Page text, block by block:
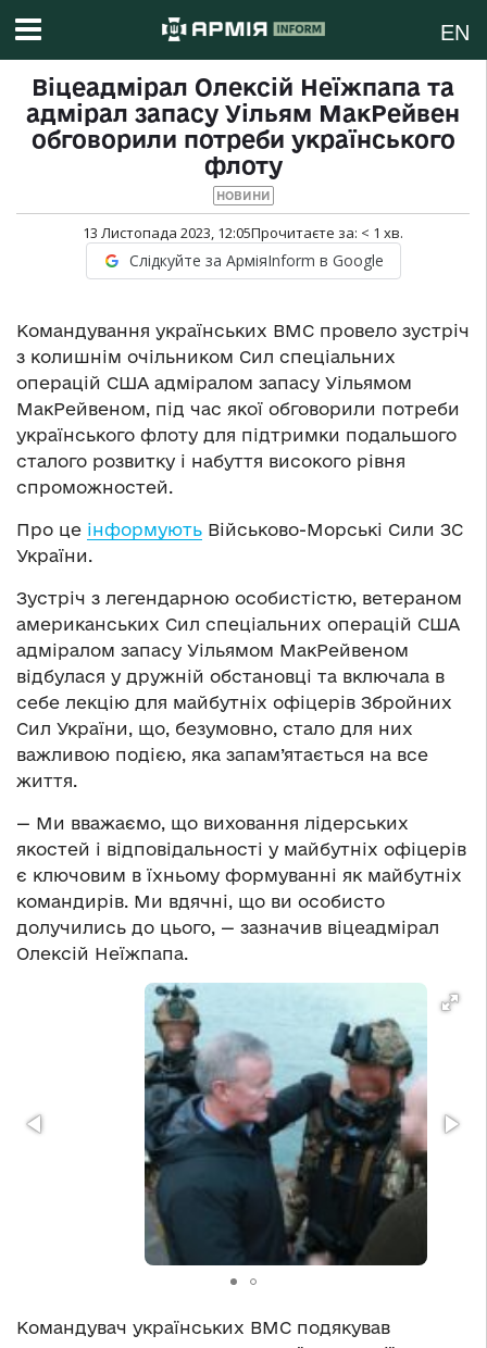
EN
Віцеадмірал Олексій Неїжпапа та
адмірал запасу Уільям МакРейвен
обговорили потреби українського
флоту
НОВИНИ
13 Листопада 2023, 12:05Прочитаєте за: < 1 хв.
Слідкуйте за АрміяInform в Google
Командування українських ВМС провело зустріч
з колишнім очільником Сил спеціальних
операцій США адміралом запасу Уільямом
МакРейвеном, під час якої обговорили потреби
українського флоту для підтримки подальшого
сталого розвитку і набуття високого рівня
спроможностей.
Про це інформують Військово-Морські Сили ЗС
України.
Зустріч з легендарною особистістю, ветераном
американських Сил спеціальних операцій США
адміралом запасу Уільямом МакРейвеном
відбулася у дружній обстановці та включала в
себе лекцію для майбутніх офіцерів Збройних
Сил України, що, безумовно, стало для них
важливою подією, яка запам’ятається на все
життя.
— Ми вважаємо, що виховання лідерських
якостей і відповідальності у майбутніх офіцерів
є ключовим в їхньому формуванні як майбутніх
командирів. Ми вдячні, що ви особисто
долучились до цього, — зазначив віцеадмірал
Олексій Неїжпапа.
Командувач українських ВМС подякував